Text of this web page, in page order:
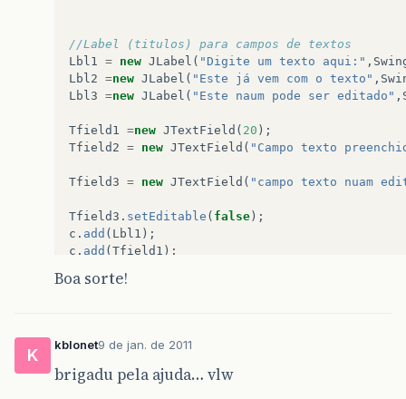
//Label (titulos) para campos de textos
Lbl1
= new JLabel ( "Digite um texto aqui:" ,
Lbl2 =new JLabel ( "Este já vem com o texto" ,
Lbl3 =new JLabel ( "Este naum pode ser editado" ,
Tfield1 =new JTextField ( 20 );
Tfield2 = new JTextField ( "Campo texto
Tfield3 = new JTextField ( "campo texto nuam
Tfield3 . setEditable ( false);
c . add ( Lbl1 );
c . add (Tfield1 );
c. add(Lbl2
c.add (Tfield3 );
TextFieldTratar
Boa sorte!
K
kblonet9 de jan. de 2011
brigadu pela ajuda… vlw